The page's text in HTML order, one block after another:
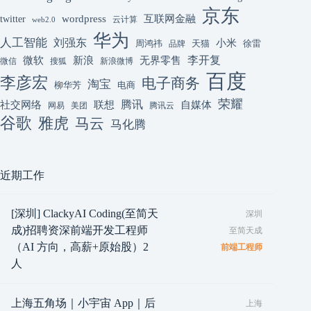
twitter web2.0 wordpress 云计算 互联网金融 京东
人工智能 刘强东 华为 周鸿祎 品牌 天猫 小米 徐雷
微信 微软 搜狐 新浪 新浪微博 无界零售 李开复
李彦宏 柳华芳 淘宝 电商 电子商务 百度
社交网络 网易 美团 联想 腾讯 腾讯云 自媒体 荣耀
谷歌 雅虎 马云 马化腾
近期工作
[深圳] ClackyAI Coding(至简天
成)招聘资深前端开发工程师
（AI 方向，高薪+原始股）2
人
深圳
至简天成
前端工程师
上海五角场｜小宇宙 App｜后 上海